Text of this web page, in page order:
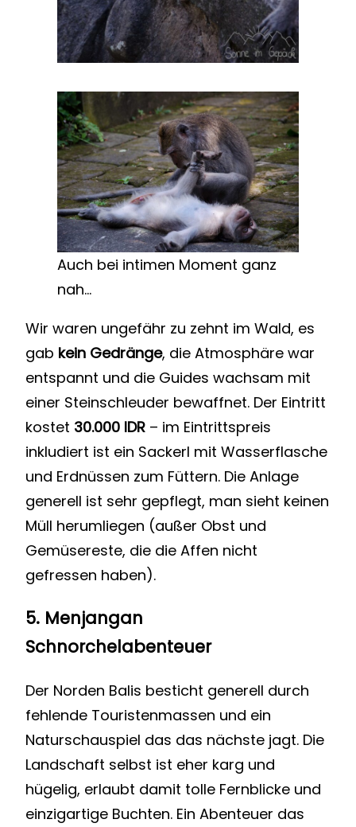
Auch bei intimen Moment ganz
nah…
Wir waren ungefähr zu zehnt im Wald, es
gab kein Gedränge, die Atmosphäre war
entspannt und die Guides wachsam mit
einer Steinschleuder bewaffnet. Der Eintritt
kostet 30.000 IDR – im Eintrittspreis
inkludiert ist ein Sackerl mit Wasserflasche
und Erdnüssen zum Füttern. Die Anlage
generell ist sehr gepflegt, man sieht keinen
Müll herumliegen (außer Obst und
Gemüsereste, die die Affen nicht
gefressen haben).
5. Menjangan
Schnorchelabenteuer
Der Norden Balis besticht generell durch
fehlende Touristenmassen und ein
Naturschauspiel das das nächste jagt. Die
Landschaft selbst ist eher karg und
hügelig, erlaubt damit tolle Fernblicke und
einzigartige Buchten. Ein Abenteuer das